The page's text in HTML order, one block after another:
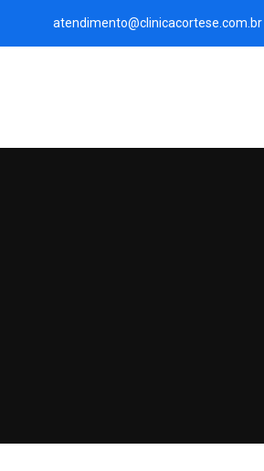
atendimento@clinicacortese.com.br